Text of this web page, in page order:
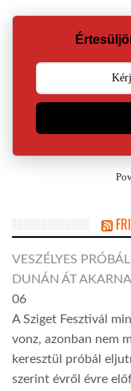
VESZÉLYES
DUNÁN ÁT
06
A Sziget Fesztivál
vonz, azonban nem
keresztül próbál
szerint évről évre